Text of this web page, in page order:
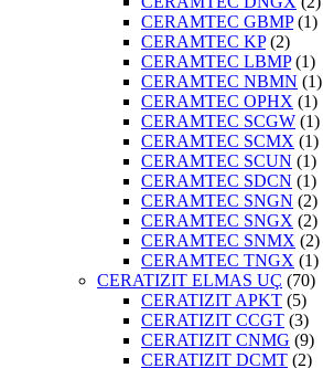
CERAMTEC GBMP(1)
CERAMTEC KP(2)
CERAMTEC LBMP(1)
CERAMTEC NBMN (1)
CERAMTEC OPHX (1)
CERAMTEC SCGW (1)
CERAMTEC SCMX (1)
CERAMTEC SCUN (1)
CERAMTEC SDCN (1)
CERAMTEC SNGN (2)
CERAMTEC SNGX (2)
CERAMTEC SNMX (2)
CERAMTEC TNGX (1)
CERATIZIT ELMAS UÇ (70)
CERATIZIT APKT (5)
CERATIZIT CCGT (3)
CERATIZIT CNMG (9)
CERATIZIT DCMT (2)